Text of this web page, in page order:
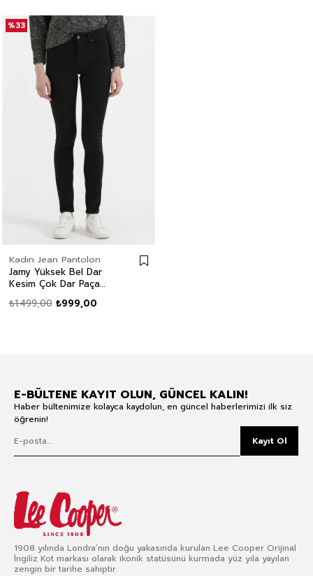
Kadın Jean Pantolon
Jamy Yüksek Bel Dar
Kesim Çok Dar Paça
Pantolon ₺999,00
₺1.499,00
%33
E-BÜLTENE KAYIT OLUN, GÜNCEL KALIN!
Haber bültenimize kolayca kaydolun, en güncel haberlerimizi ilk siz
öğrenin!
Kayıt Ol
1908 yılında Londra’nın doğu yakasında kurulan Lee Cooper Orijinal
İngiliz Kot markası olarak ikonik statüsünü kurmada yüz yıla yayılan
zengin bir tarihe sahiptir.